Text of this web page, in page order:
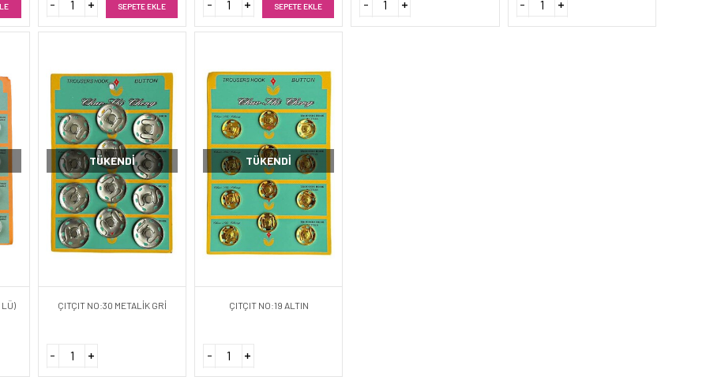
SEPETE EKLE SEPETE EKLE
LÜ)
TÜKENDI
ÇITÇIT NO:30 METALİK GRİ
TÜKENDI
ÇITÇIT NO:19 ALTIN